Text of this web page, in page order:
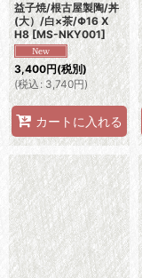
益子焼/根古屋製陶/丼
(大）/白×茶/Φ16 X
H8 [MS-NKY001]
3,400円(税別)
(税込 : 3,740円)
カートに入れる